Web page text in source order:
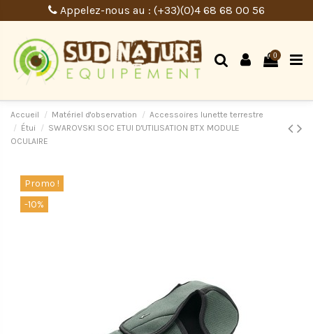
Appelez-nous au : (+33)(0)4 68 68 00 56
0
Accueil Matériel d'observation
Accessoires lunette terrestre
Étui
SWAROVSKI SOC ETUI D'UTILISATION BTX MODULE
OCULAIRE
Promo !
-10%